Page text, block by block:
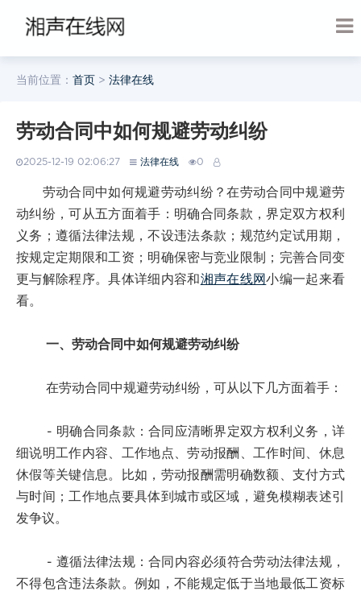
当前位置： 首页 > 法律在线
劳动合同中如何规避劳动纠纷
2025-12-19 02:06:27 法律在线 0
劳动合同中如何规避劳动纠纷？在劳动合同中规避劳
动纠纷，可从五方面着手：明确合同条款，界定双方权利
义务；遵循法律法规，不设违法条款；规范约定试用期，
按规定定期限和工资；明确保密与竞业限制；完善合同变
更与解除程序。具体详细内容和湘声在线网小编一起来看
看。
一、劳动合同中如何规避劳动纠纷
在劳动合同中规避劳动纠纷，可从以下几方面着手：
- 明确合同条款：合同应清晰界定双方权利义务，详
细说明工作内容、工作地点、劳动报酬、工作时间、休息
休假等关键信息。比如，劳动报酬需明确数额、支付方式
与时间；工作地点要具体到城市或区域，避免模糊表述引
发争议。
- 遵循法律法规：合同内容必须符合劳动法律法规，
不得包含违法条款。例如，不能规定低于当地最低工资标